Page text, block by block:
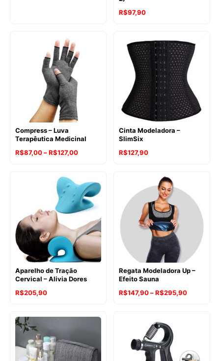
R$97,90
Compress – Luva
Terapêutica Medicinal
R$87,00–R$127,00Faixa
R$87,00
através
Cinta Modeladora –
SlimSix
R$127,90
Aparelho de Tração
Cervical – Alivia Dores
R$205,90
Regata Modeladora Up –
Efeito Sauna
R$147,90–R$295,90Faixa
R$295,90